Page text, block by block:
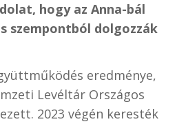
hogy az Anna-bál
szempontból dolgozzák
eredménye,
Levéltár Országos
2023 végén keresték